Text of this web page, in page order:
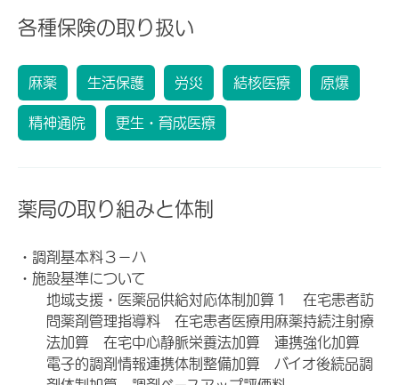
各種保険の取り扱い
麻薬 生活保護 労災 結核医療 原爆
精神通院 更生・育成医療
薬局の取り組みと体制
・調剤基本料３－ハ
・施設基準について
地域支援・医薬品供給対応体制加算１ 在宅患者訪
問薬剤管理指導料 在宅患者医療用麻薬持続注射療
法加算 在宅中心静脈栄養法加算 連携強化加算
電子的調剤情報連携体制整備加算 バイオ後続品調